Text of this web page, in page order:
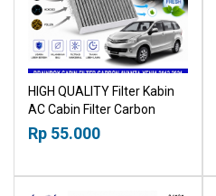
HIGH QUALITY Filter Kabin
AC Cabin Filter Carbon
Toyota Avanza Daihatsu
Xenia 2012-2021 18518030
Rp 55.000